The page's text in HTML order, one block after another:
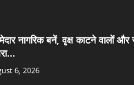
नागरिक बनें, वृक्ष काटने वालों और
6, 2026